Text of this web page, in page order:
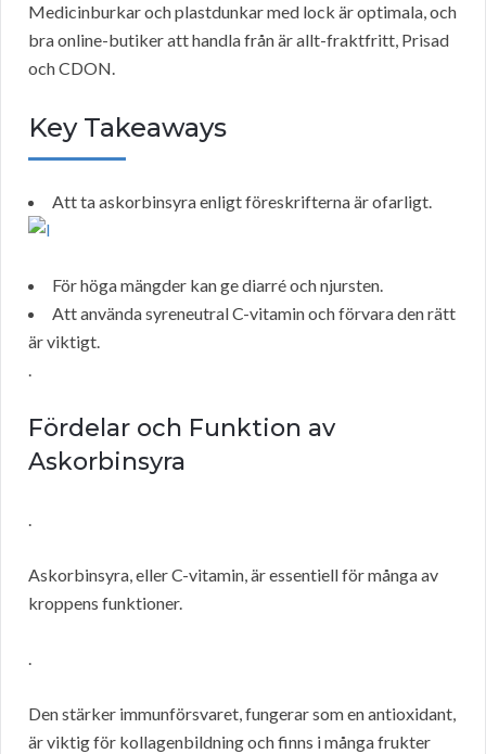
Medicinburkar och plastdunkar med lock är optimala, och
bra online-butiker att handla från är allt-fraktfritt, Prisad
och CDON.
Key Takeaways
Att ta askorbinsyra enligt föreskrifterna är ofarligt.
För höga mängder kan ge diarré och njursten.
Att använda syreneutral C-vitamin och förvara den rätt
är viktigt.
.
Fördelar och Funktion av
Askorbinsyra
.
Askorbinsyra, eller C-vitamin, är essentiell för många av
kroppens funktioner.
.
Den stärker immunförsvaret, fungerar som en antioxidant,
är viktig för kollagenbildning och finns i många frukter